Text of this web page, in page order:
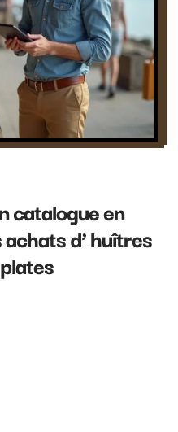
catalogue en
d’ huîtres